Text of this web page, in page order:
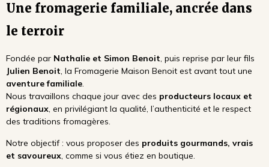
Une fromagerie familiale, ancrée dans
le terroir
Fondée par Nathalie et Simon Benoit, puis reprise par leur fils
Julien Benoit, la Fromagerie Maison Benoit est avant tout une
aventure familiale.
Nous travaillons chaque jour avec des producteurs locaux et
régionaux, en privilégiant la qualité, l’authenticité et le respect
des traditions fromagères.
Notre objectif : vous proposer des produits gourmands, vrais
et savoureux, comme si vous étiez en boutique.